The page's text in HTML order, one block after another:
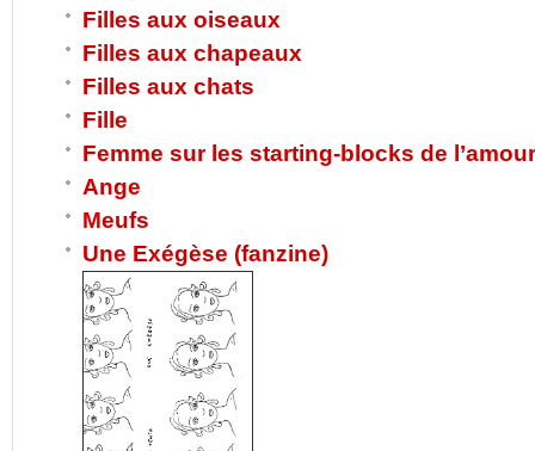
Filles aux oiseaux
Filles aux chapeaux
Filles aux chats
Fille
Femme sur les starting-blocks de l’amour
Ange
Meufs
Une Exégèse (fanzine)